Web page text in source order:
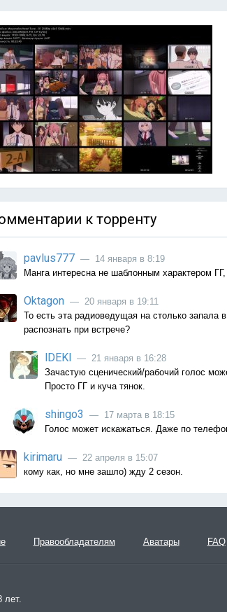
к торренту
pavlus777 — 14 января в 8:19
Манга интересна не шаблонным характером
Oktagon — 20 января в 19:11
То есть эта радиоведущая на столько
распознать при встрече?
lDEKl — 21 января в 16:28
Зачастую сценический/рабочий голос
Просто ГГ и куча тянок.
shingo3
— 17 марта в 18:15
Голос может искажаться. Даже по
kirimaru — 22 апреля в 15:07
кому как, но мне зашло) жду 2 сезон.
Правообладателям Аватары FAQ
лет.